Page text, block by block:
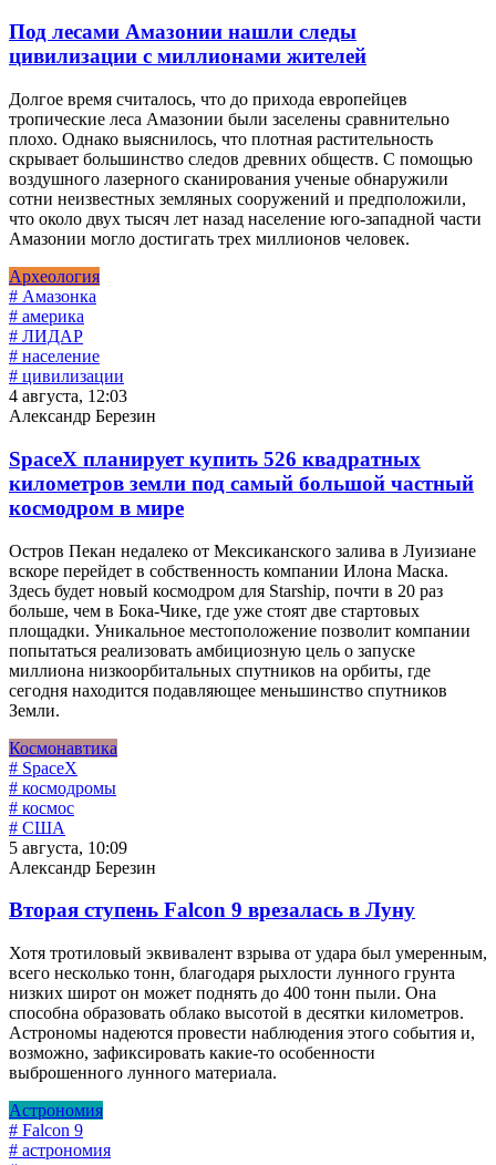
Под лесами Амазонии нашли следы
цивилизации с миллионами жителей
Долгое время считалось, что до прихода европейцев
тропические леса Амазонии были заселены сравнительно
плохо. Однако выяснилось, что плотная растительность
скрывает большинство следов древних обществ. С помощью
воздушного лазерного сканирования ученые обнаружили
сотни неизвестных земляных сооружений и предположили,
что около двух тысяч лет назад население юго-западной части
Амазонии могло достигать трех миллионов человек.
Археология
# Амазонка
# америка
# ЛИДАР
# население
# цивилизации
4 августа, 12:03
Александр Березин
SpaceX планирует купить 526 квадратных
километров земли под самый большой частный
космодром в мире
Остров Пекан недалеко от Мексиканского залива в Луизиане
вскоре перейдет в собственность компании Илона Маска.
Здесь будет новый космодром для Starship, почти в 20 раз
больше, чем в Бока-Чике, где уже стоят две стартовых
площадки. Уникальное местоположение позволит компании
попытаться реализовать амбициозную цель о запуске
миллиона низкоорбитальных спутников на орбиты, где
сегодня находится подавляющее меньшинство спутников
Земли.
Космонавтика
# SpaceX
# космодромы
# космос
# США
5 августа, 10:09
Александр Березин
Вторая ступень Falcon 9 врезалась в Луну
Хотя тротиловый эквивалент взрыва от удара был умеренным,
всего несколько тонн, благодаря рыхлости лунного грунта
низких широт он может поднять до 400 тонн пыли. Она
способна образовать облако высотой в десятки километров.
Астрономы надеются провести наблюдения этого события и,
возможно, зафиксировать какие-то особенности
выброшенного лунного материала.
Астрономия
# Falcon 9
# астрономия